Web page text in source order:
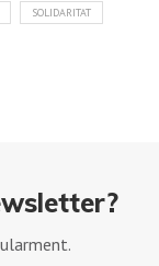
SOLIDARITAT